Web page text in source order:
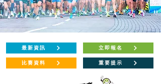
最新資訊
比賽資料
立即報名
重要提示